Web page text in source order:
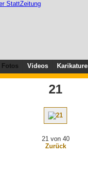
Fotos Videos
21
21 von 40
Zurück